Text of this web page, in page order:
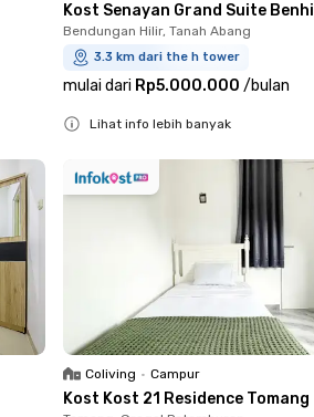
Kost Senayan Grand Suite Benhil
Bendungan Hilir, Tanah Abang
3.3 km dari the h tower
mulai dari Rp5.000.000 /bulan
Lihat info lebih banyak
Coliving • Campur
Kost Kost 21 Residence Tomang